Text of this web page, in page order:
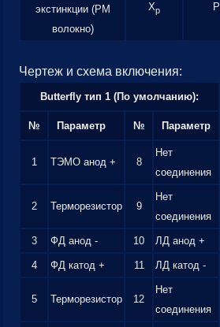
экстинкции (PM
волокно)
Xp P
Чертеж и схема включения:
Butterfly тип 1 (По умолчанию):
№ Параметр № Параметр
1 ТЭМО анод + 8
Нет
соединения
2 Терморезистор 9
Нет
соединения
3 ФД анод - 10 ЛД анод +
4 ФД катод + 11 ЛД катод -
5 Терморезистор 12
Нет
соединения